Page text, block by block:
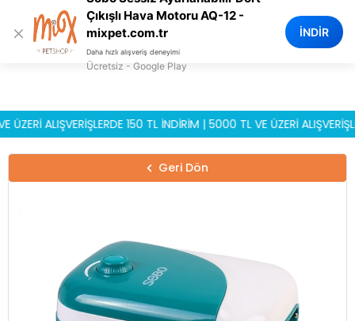
ALIŞVERİŞLERDE 150 TL İNDİRİM | 5000 TL VE ÜZERİ
0
Geri Dön
×
Çıkışlı Hava Motoru AQ-12 -
mixpet.com.tr
Daha hızlı alışveriş deneyimi
Ücretsiz - Google Play
İNDİR